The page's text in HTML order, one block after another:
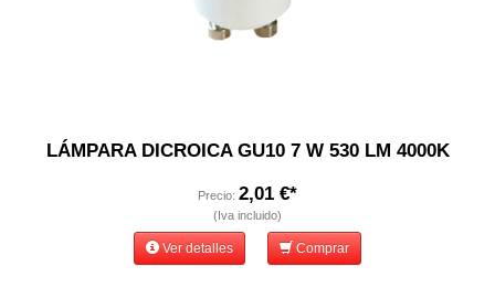
LÁMPARA DICROICA GU10 7 W 530 LM 4000K
Precio: 2,01 €*
(Iva incluido)
Ver detalles Comprar